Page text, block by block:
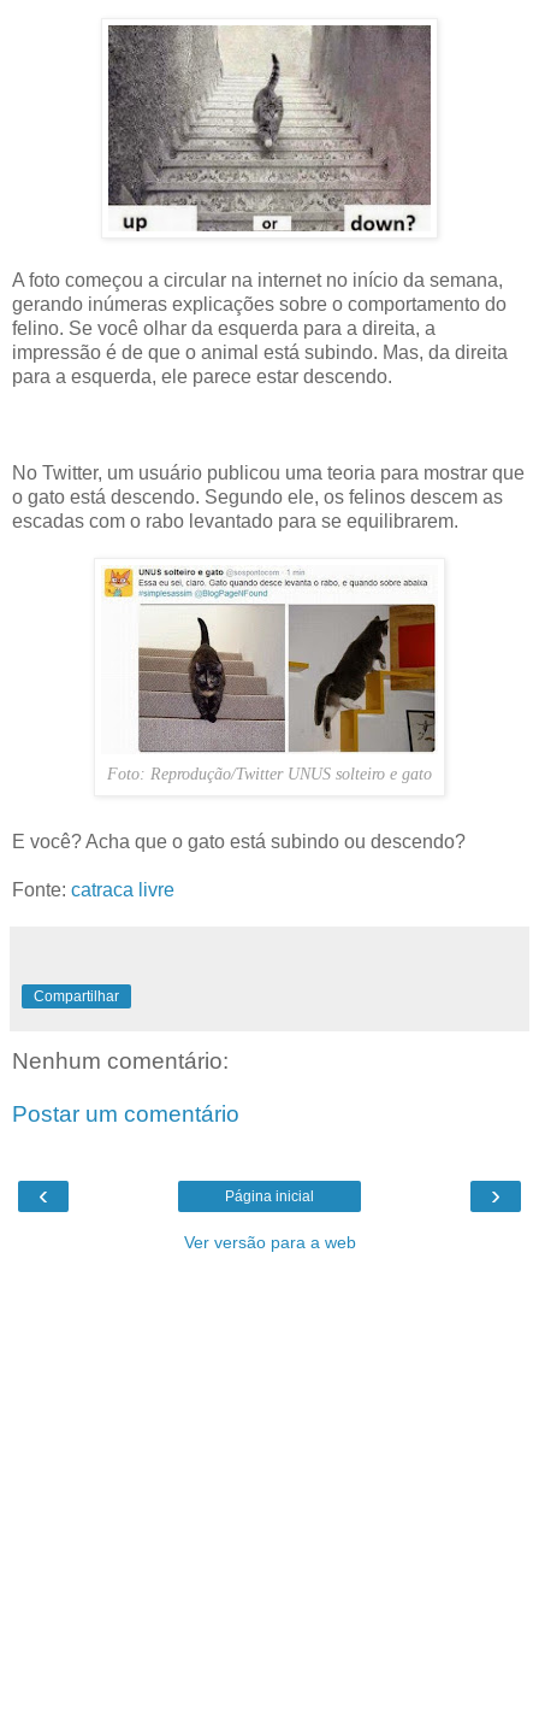
A foto começou a circular na internet no início da semana,
gerando inúmeras explicações sobre o comportamento do
felino. Se você olhar da esquerda para a direita, a
impressão é de que o animal está subindo. Mas, da direita
para a esquerda, ele parece estar descendo.
No Twitter, um usuário publicou uma teoria para mostrar que
o gato está descendo. Segundo ele, os felinos descem as
escadas com o rabo levantado para se equilibrarem.
Foto: Reprodução/Twitter UNUS solteiro e gato
E você? Acha que o gato está subindo ou descendo?
Fonte: catraca livre
Compartilhar
Nenhum comentário:
Postar um comentário
‹ ›
Página inicial
Ver versão para a web